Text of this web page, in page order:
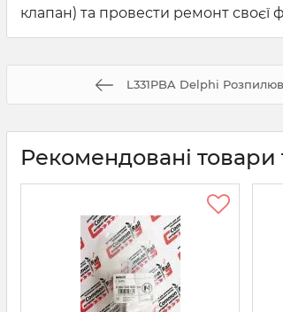
клапан) та провести ремонт своєї
L331PBA Delphi
Рекомендовані